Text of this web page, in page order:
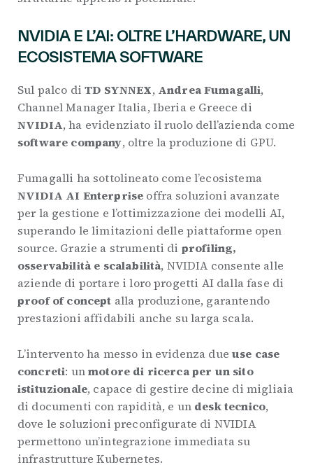
NVIDIA E L’AI: OLTRE L’HARDWARE, UN
ECOSISTEMA SOFTWARE
Sul palco diTD SYNNEX, Andrea Fumagalli,
Channel Manager Italia, Iberia e Greece di
NVIDIA, ha evidenziato il ruolo dell’azienda come
software company, oltre la produzione di GPU.
Fumagalli ha sottolineato come l’ecosistema
NVIDIA AI Enterprise offra soluzioni avanzate
per la gestione e l’ottimizzazione dei modelli AI,
superando le limitazioni delle piattaforme open
source. Grazie a strumenti di profiling,
osservabilità e scalabilità, NVIDIA consente alle
aziende di portare i loro progetti AI dalla fase di
proof of concept alla produzione, garantendo
prestazioni affidabili anche su larga scala.
L’intervento ha messo in evidenza dueuse case
concreti: unmotore di ricerca per un sito
istituzionale, capace di gestire decine di migliaia
di documenti con rapidità, e un desk tecnico,
dove le soluzioni preconfigurate di NVIDIA
permettono un’integrazione immediata su
infrastrutture Kubernetes.